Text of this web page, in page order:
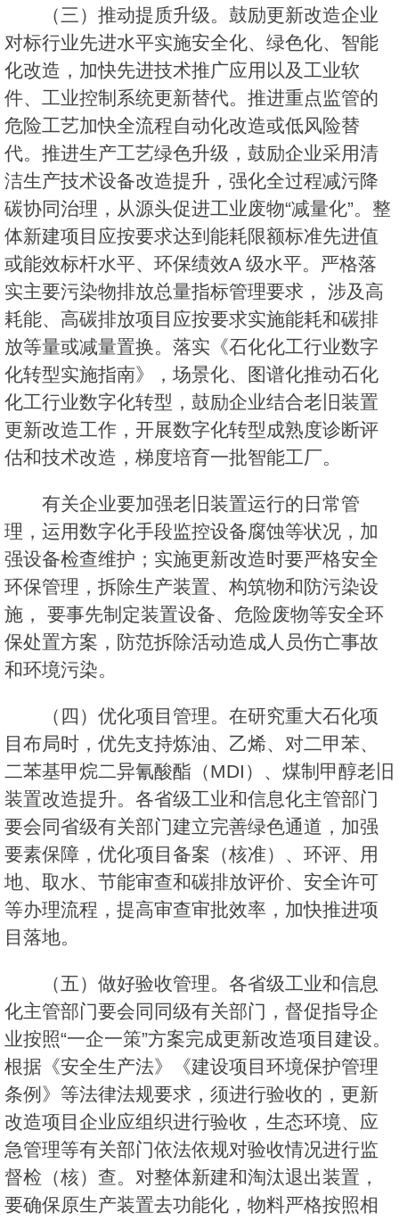
（三）推动提质升级。鼓励更新改造企业
对标行业先进水平实施安全化、绿色化、智能
化改造，加快先进技术推广应用以及工业软
件、工业控制系统更新替代。推进重点监管的
危险工艺加快全流程自动化改造或低风险替
代。推进生产工艺绿色升级，鼓励企业采用清
洁生产技术设备改造提升，强化全过程减污降
碳协同治理，从源头促进工业废物“减量化”。整
体新建项目应按要求达到能耗限额标准先进值
或能效标杆水平、环保绩效A 级水平。严格落
实主要污染物排放总量指标管理要求， 涉及高
耗能、高碳排放项目应按要求实施能耗和碳排
放等量或减量置换。落实《石化化工行业数字
化转型实施指南》，场景化、图谱化推动石化
化工行业数字化转型，鼓励企业结合老旧装置
更新改造工作，开展数字化转型成熟度诊断评
估和技术改造，梯度培育一批智能工厂。
有关企业要加强老旧装置运行的日常管
理，运用数字化手段监控设备腐蚀等状况，加
强设备检查维护；实施更新改造时要严格安全
环保管理，拆除生产装置、构筑物和防污染设
施， 要事先制定装置设备、危险废物等安全环
保处置方案，防范拆除活动造成人员伤亡事故
和环境污染。
（四）优化项目管理。在研究重大石化项
目布局时，优先支持炼油、乙烯、对二甲苯、
二苯基甲烷二异氰酸酯（MDI）、煤制甲醇老旧
装置改造提升。各省级工业和信息化主管部门
要会同省级有关部门建立完善绿色通道，加强
要素保障，优化项目备案（核准）、环评、用
地、取水、节能审查和碳排放评价、安全许可
等办理流程，提高审查审批效率，加快推进项
目落地。
（五）做好验收管理。各省级工业和信息
化主管部门要会同同级有关部门，督促指导企
业按照“一企一策”方案完成更新改造项目建设。
根据《安全生产法》《建设项目环境保护管理
条例》等法律法规要求，须进行验收的，更新
改造项目企业应组织进行验收，生态环境、应
急管理等有关部门依法依规对验收情况进行监
督检（核）查。对整体新建和淘汰退出装置，
要确保原生产装置去功能化，物料严格按照相